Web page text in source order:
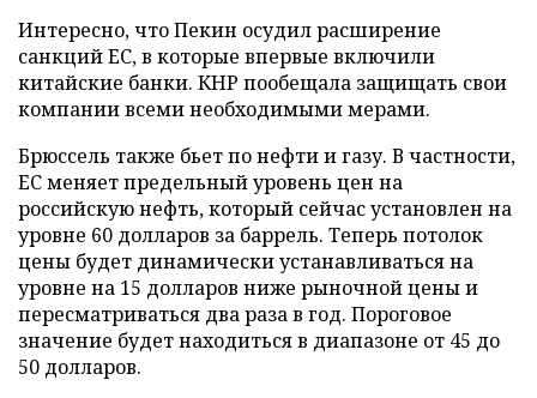
Интересно, что Пекин осудил расширение
санкций ЕС, в которые впервые включили
китайские банки. КНР пообещала защищать свои
компании всеми необходимыми мерами.
Брюссель также бьет по нефти и газу. В частности,
ЕС меняет предельный уровень цен на
российскую нефть, который сейчас установлен на
уровне 60 долларов за баррель. Теперь потолок
цены будет динамически устанавливаться на
уровне на 15 долларов ниже рыночной цены и
пересматриваться два раза в год. Пороговое
значение будет находиться в диапазоне от 45 до
50 долларов.